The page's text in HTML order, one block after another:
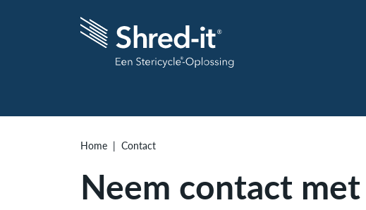
Home Contact
Neem contact